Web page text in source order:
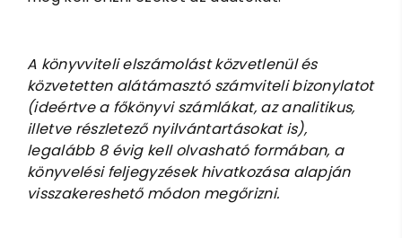
A könyvviteli elszámolást közvetlenül és
közvetetten alátámasztó számviteli bizonylatot
(ideértve a főkönyvi számlákat, az analitikus,
illetve részletező nyilvántartásokat is),
legalább 8 évig kell olvasható formában, a
könyvelési feljegyzések hivatkozása alapján
visszakereshető módon megőrizni.